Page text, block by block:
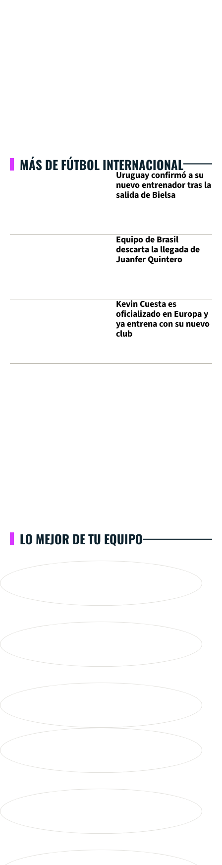
MÁS DE FÚTBOL INTERNACIONAL
Uruguay confirmó a su
nuevo entrenador tras la
salida de Bielsa
Equipo de Brasil
descarta la llegada de
Juanfer Quintero
Kevin Cuesta es
oficializado en Europa y
ya entrena con su nuevo
club
LO MEJOR DE TU EQUIPO